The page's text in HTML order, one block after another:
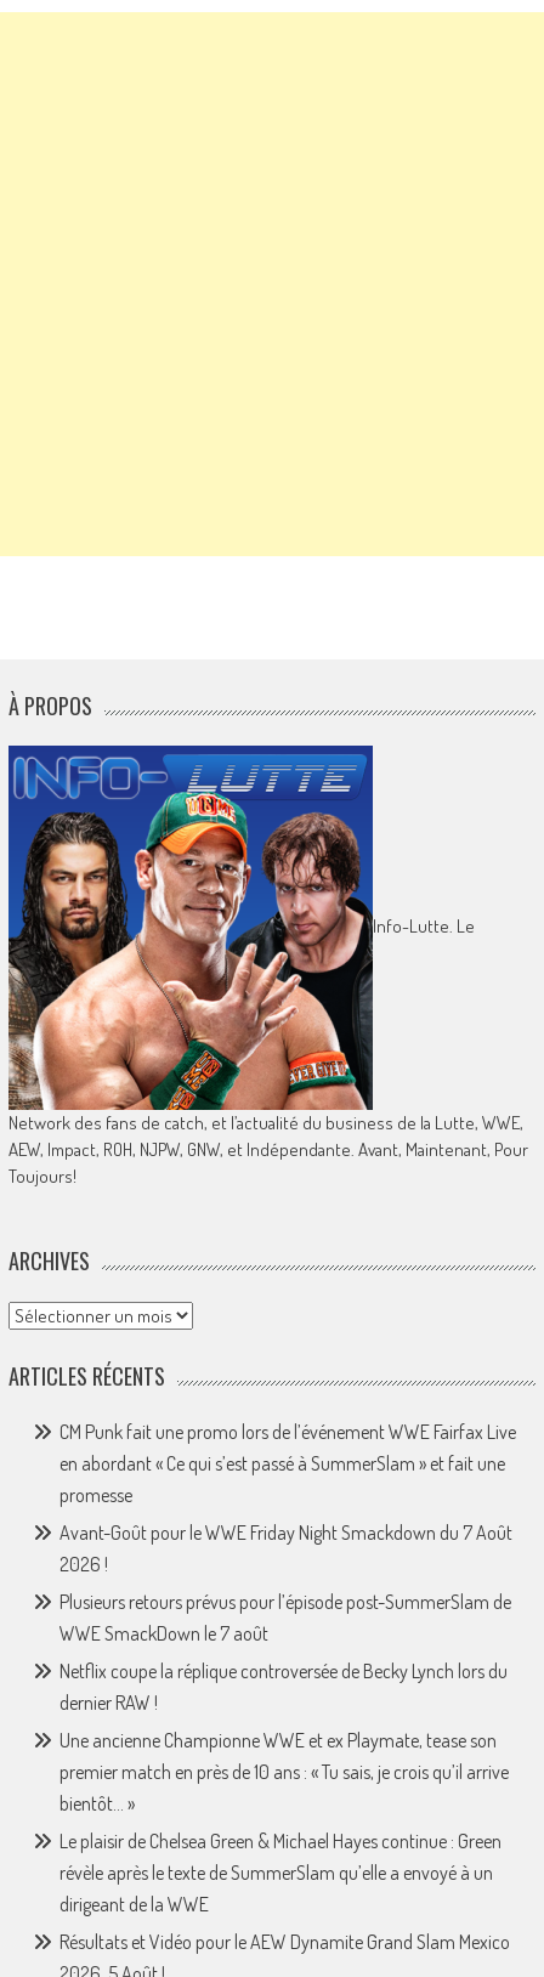
À PROPOS
Info-Lutte. Le
Network des fans de catch, et l’actualité du business de la Lutte, WWE,
AEW, Impact, ROH, NJPW, GNW, et Indépendante. Avant, Maintenant, Pour
Toujours!
ARCHIVES
Archives
ARTICLES RÉCENTS
CM Punk fait une promo lors de l’événement WWE Fairfax Live
en abordant « Ce qui s’est passé à SummerSlam » et fait une
promesse
Avant-Goût pour le WWE Friday Night Smackdown du 7 Août
2026 !
Plusieurs retours prévus pour l’épisode post-SummerSlam de
WWE SmackDown le 7 août
Netflix coupe la réplique controversée de Becky Lynch lors du
dernier RAW !
Une ancienne Championne WWE et ex Playmate, tease son
premier match en près de 10 ans : « Tu sais, je crois qu’il arrive
bientôt… »
Le plaisir de Chelsea Green & Michael Hayes continue : Green
révèle après le texte de SummerSlam qu’elle a envoyé à un
dirigeant de la WWE
Résultats et Vidéo pour le AEW Dynamite Grand Slam Mexico